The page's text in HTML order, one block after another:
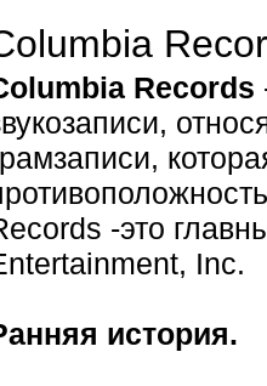
Records
-это
Inc.
история.